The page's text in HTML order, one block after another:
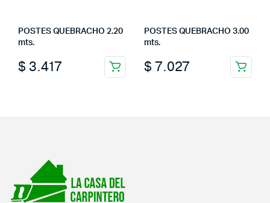
POSTES QUEBRACHO 2.20
mts.
$ 3.417
POSTES QUEBRACHO 3.00
mts.
$ 7.027